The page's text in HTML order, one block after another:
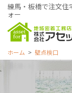
練馬・板橋で注文住
ォー
ホーム 壁点検口